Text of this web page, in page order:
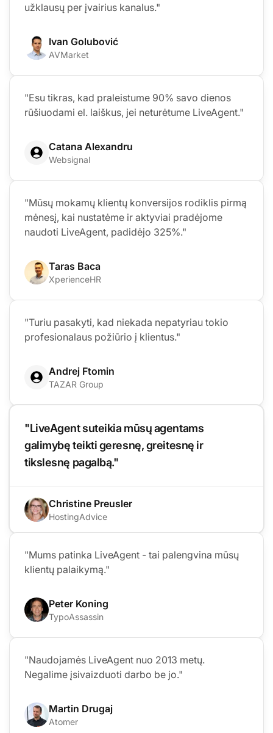
užklausų per įvairius kanalus."
Ivan Golubović
AVMarket
"Esu tikras, kad praleistume 90% savo dienos
rūšiuodami el. laiškus, jei neturėtume LiveAgent."
Catana Alexandru
Websignal
"Mūsų mokamų klientų konversijos rodiklis pirmą
mėnesį, kai nustatėme ir aktyviai pradėjome
naudoti LiveAgent, padidėjo 325%."
Taras Baca
XperienceHR
"Turiu pasakyti, kad niekada nepatyriau tokio
profesionalaus požiūrio į klientus."
Andrej Ftomin
TAZAR Group
"LiveAgent suteikia mūsų agentams
galimybę teikti geresnę, greitesnę ir
tikslesnę pagalbą."
Christine Preusler
HostingAdvice
"Mums patinka LiveAgent - tai palengvina mūsų
klientų palaikymą."
Peter Koning
TypoAssassin
"Naudojamės LiveAgent nuo 2013 metų.
Negalime įsivaizduoti darbo be jo."
Martin Drugaj
Atomer